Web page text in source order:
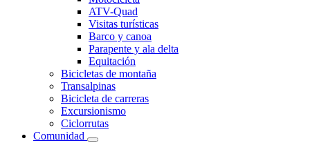
ATV-Quad
Visitas turísticas
Barco y canoa
Parapente y ala delta
Equitación
Bicicletas de montaña
Transalpinas
Bicicleta de carreras
Excursionismo
Ciclorrutas
Comunidad